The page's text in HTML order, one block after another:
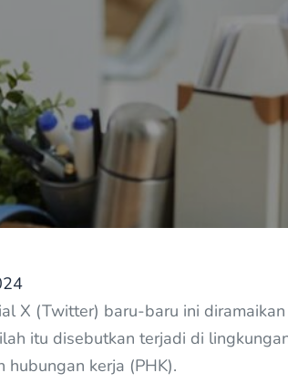
X (Twitter) baru-baru ini
itu disebutkan terjadi di
hubungan kerja (PHK).